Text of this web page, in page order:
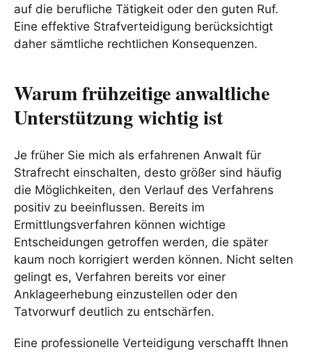
auf die berufliche Tätigkeit oder den guten Ruf.
Eine effektive Strafverteidigung berücksichtigt
daher sämtliche rechtlichen Konsequenzen.
Warum frühzeitige anwaltliche
Unterstützung wichtig ist
Je früher Sie mich als erfahrenen Anwalt für
Strafrecht einschalten, desto größer sind häufig
die Möglichkeiten, den Verlauf des Verfahrens
positiv zu beeinflussen. Bereits im
Ermittlungsverfahren können wichtige
Entscheidungen getroffen werden, die später
kaum noch korrigiert werden können. Nicht selten
gelingt es, Verfahren bereits vor einer
Anklageerhebung einzustellen oder den
Tatvorwurf deutlich zu entschärfen.
Eine professionelle Verteidigung verschafft Ihnen